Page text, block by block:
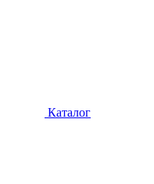
Каталог